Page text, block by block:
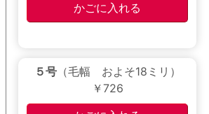
５号（毛幅 およそ18ミリ）
￥726